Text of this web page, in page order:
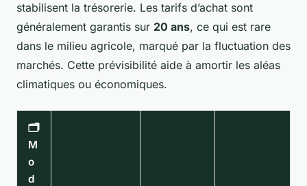
stabilisent la trésorerie. Les tarifs d’achat sont
généralement garantis sur 20 ans, ce qui est rare
dans le milieu agricole, marqué par la fluctuation des
marchés. Cette prévisibilité aide à amortir les aléas
climatiques ou économiques.
🗂️
M
o
d